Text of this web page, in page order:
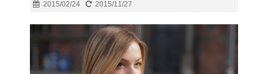
2015/02/24 2015/11/27